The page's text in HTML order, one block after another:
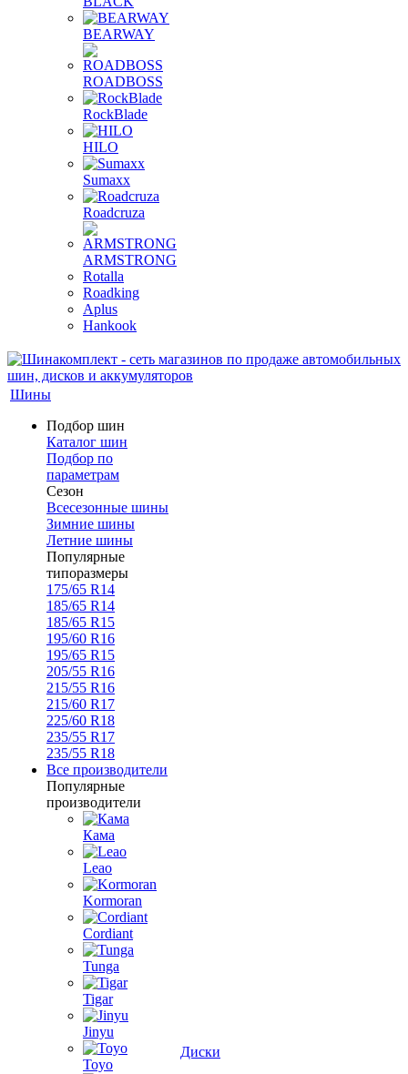
BEARWAY
ROADBOSS
RockBlade
HILO
Sumaxx
Roadcruza
ARMSTRONG
Rotalla
Roadking
Aplus
Hankook
Шины
Подбор шин
Каталог шин
Подбор по
параметрам
Сезон
Всесезонные шины
Зимние шины
Летние шины
Популярные
типоразмеры
175/65 R14
185/65 R14
185/65 R15
195/60 R16
195/65 R15
205/55 R16
215/55 R16
215/60 R17
225/60 R18
235/55 R17
235/55 R18
Все производители
Популярные
производители
Кама
Leao
Kormoran
Cordiant
Tunga
Tigar
Jinyu
Toyo
Диски